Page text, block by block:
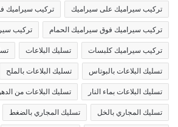
تركيب سيراميك على سيراميك تركيب سيراميك
تركيب سيراميك فوق سيراميك الحمام تركيب
تركيب سيراميك كلبسات تسليك البلاعات
تسليك البلاعات بالبوتاس تسليك البلاعات بالملح
تسليك البلاعات بماء النار تسليك البلاعات من
تسليك المجاري بالخل تسليك المجاري بالضغط